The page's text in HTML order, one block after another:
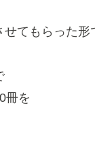
てもらった形
冊を